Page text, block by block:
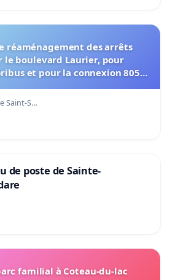
réaménagement des arrêts
le boulevard Laurier, pour
et pour la connexion 805-
Saint-S…
de poste de Sainte-
familial à Coteau-du-lac